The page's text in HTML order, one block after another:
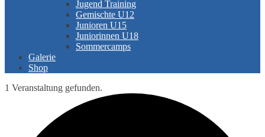
Jugend Training
Gemischte U12
Junioren U15
Juniorinnen U18
Sommercamps
Galerie
Shop
1 Veranstaltung gefunden.